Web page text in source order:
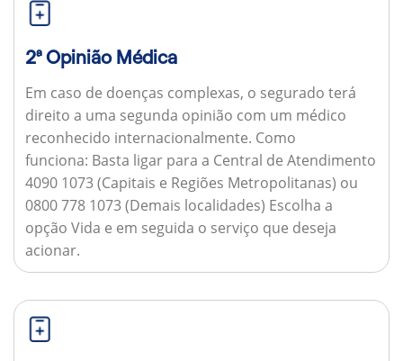
2ª Opinião Médica
Em caso de doenças complexas, o segurado terá
direito a uma segunda opinião com um médico
reconhecido internacionalmente. Como
funciona: Basta ligar para a Central de Atendimento
4090 1073 (Capitais e Regiões Metropolitanas) ou
0800 778 1073 (Demais localidades) Escolha a
opção Vida e em seguida o serviço que deseja
acionar.